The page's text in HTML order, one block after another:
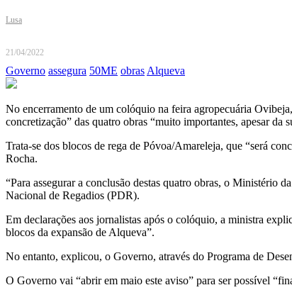
Lusa
21/04/2022
Governo assegura 50ME obrasAlqueva
No encerramento de um colóquio na feira agropecuária
concretização” das quatro obras “muito importantes, apesar
Trata-se dos blocos de rega de Póvoa/Amareleja, que “será
Rocha.
“Para assegurar a conclusão destas quatro obras, o Ministério
Nacional de Regadios (PDR).
Em declarações aos jornalistas após o colóquio, a ministra
blocos da expansão de Alqueva”.
No entanto, explicou, o Governo, através do Programa de
O Governo vai “abrir em maio este aviso” para ser possível